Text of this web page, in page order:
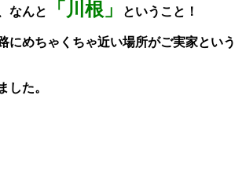
なんと 「川根」 ということ！
にめちゃくちゃ近い場所がご実家という
した。